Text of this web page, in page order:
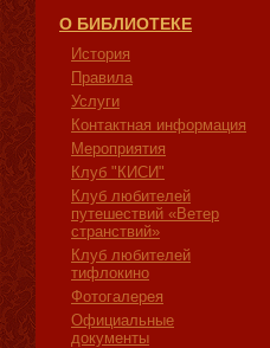
О БИБЛИОТЕКЕ
История
Правила
Услуги
Контактная информация
Мероприятия
Клуб "КИСИ"
Клуб любителей
путешествий «Ветер
странствий»
Клуб любителей
тифлокино
Фотогалерея
Официальные
документы